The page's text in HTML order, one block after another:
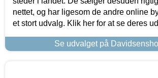
nettet, og har ligesom de andre online
et stort udvalg. Klik her for at se deres
Se udvalget på